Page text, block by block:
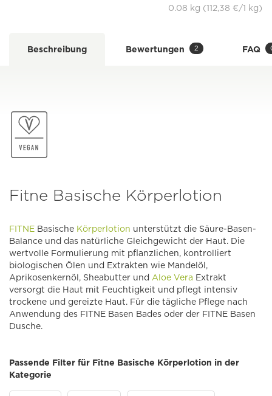
0.08 kg (112,38 €/1 kg)
Beschreibung Bewertungen 2 FAQ
Fitne Basische Körperlotion
FITNE Basische Körperlotion unterstützt die Säure-Basen-
Balance und das natürliche Gleichgewicht der Haut. Die
wertvolle Formulierung mit pflanzlichen, kontrolliert
biologischen Ölen und Extrakten wie Mandelöl,
Aprikosenkernöl, Sheabutter und Aloe Vera Extrakt
versorgt die Haut mit Feuchtigkeit und pflegt intensiv
trockene und gereizte Haut. Für die tägliche Pflege nach
Anwendung des FITNE Basen Bades oder der FITNE Basen
Dusche.
Passende Filter für Fitne Basische Körperlotion in der
Kategorie